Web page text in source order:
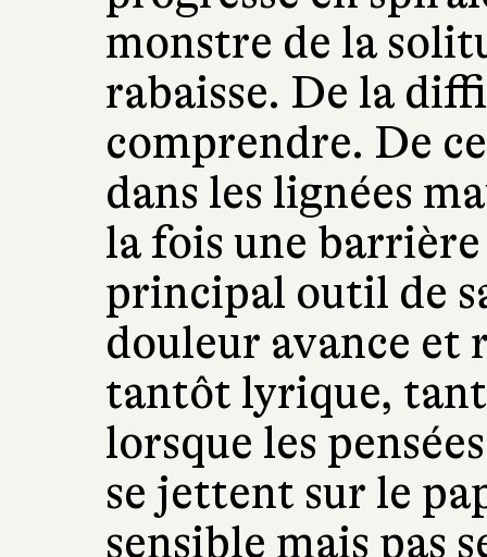
monstre de la
rabaisse. De la
comprendre. De
dans les lignées
la fois une
principal outil de
douleur avance et
tantôt lyrique,
lorsque les
se jettent sur le
sensible mais pas